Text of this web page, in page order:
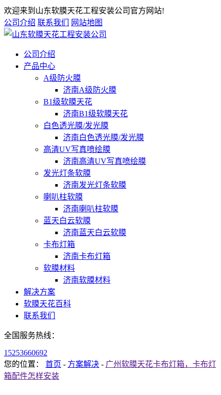
欢迎来到山东软膜天花工程安装公司官方网站!
公司介绍 联系我们 网站地图
公司介绍
产品中心
A级防火膜
济南A级防火膜
B1级软膜天花
济南B1级软膜天花
白色透光膜/发光膜
济南白色透光膜/发光膜
高清UV写真喷绘膜
济南高清UV写真喷绘膜
发光灯条软膜
济南发光灯条软膜
喇叭柱软膜
济南喇叭柱软膜
蓝天白云软膜
济南蓝天白云软膜
卡布灯箱
济南卡布灯箱
软膜材料
济南软膜材料
解决方案
软膜天花百科
联系我们
全国服务热线：
15253660692
您的位置： 首页 - 方案解决 - 广州软膜天花卡布灯箱，卡布灯
箱配件怎样安装